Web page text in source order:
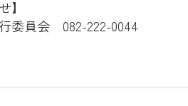
】
委員会 082-222-0044